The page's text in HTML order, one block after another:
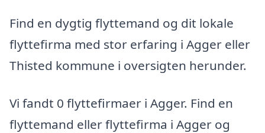
Find en dygtig flyttemand og dit lokale
flyttefirma med stor erfaring i Agger eller
Thisted kommune i oversigten herunder.
Vi fandt 0 flyttefirmaer i Agger. Find en
flyttemand eller flyttefirma i Agger og